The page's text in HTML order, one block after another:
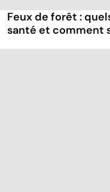
Feux de forêt :
santé et comment